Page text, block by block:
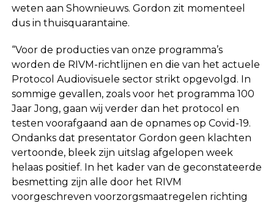
weten aan Shownieuws. Gordon zit momenteel
dus in thuisquarantaine.
“Voor de producties van onze programma’s
worden de RIVM-richtlijnen en die van het actuele
Protocol Audiovisuele sector strikt opgevolgd. In
sommige gevallen, zoals voor het programma 100
Jaar Jong, gaan wij verder dan het protocol en
testen voorafgaand aan de opnames op Covid-19.
Ondanks dat presentator Gordon geen klachten
vertoonde, bleek zijn uitslag afgelopen week
helaas positief. In het kader van de geconstateerde
besmetting zijn alle door het RIVM
voorgeschreven voorzorgsmaatregelen richting